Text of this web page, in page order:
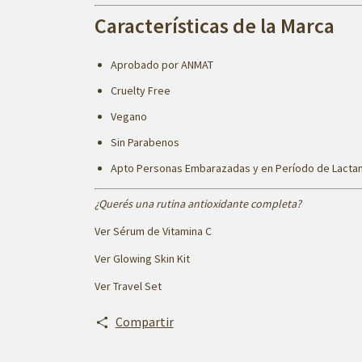
Características de la Marca
Aprobado por ANMAT
Cruelty Free
Vegano
Sin Parabenos
Apto Personas Embarazadas y en Período de
¿Querés una rutina antioxidante completa?
Ver Sérum de Vitamina C
Ver Glowing Skin Kit
Ver Travel Set
Compartir